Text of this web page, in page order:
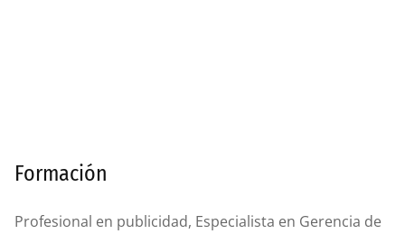
Formación
Profesional en publicidad, Especialista en Gerencia de